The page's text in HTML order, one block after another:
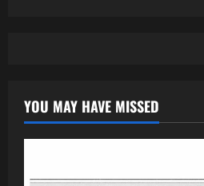
YOU MAY HAVE MISSED